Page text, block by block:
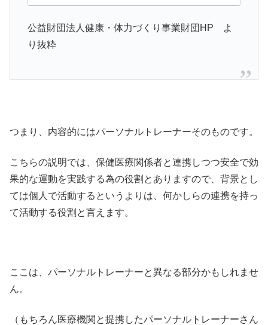
公益財団法人健康・体力づくり事業財団HP よ
り抜粋
つまり、内容的にはパーソナルトレーナーそのものです。
こちらの説明では、保健医療関係者と連携しつつ安全で効
果的な運動を実践する為の役割とありますので、背景とし
ては個人で活動するというよりは、何かしらの連携を持っ
て活動する役割と言えます。
ここは、パーソナルトレーナーと異なる部分かもしれませ
ん。
（もちろん医療機関と提携したパーソナルトレーナーさん